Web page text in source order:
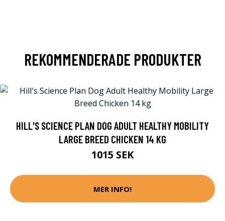
REKOMMENDERADE PRODUKTER
HILL'S SCIENCE PLAN DOG ADULT HEALTHY MOBILITY
LARGE BREED CHICKEN 14 KG
1015 SEK
MER INFO!